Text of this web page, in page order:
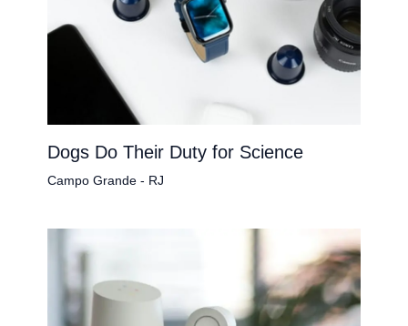
Dogs Do Their Duty for Science
Campo Grande - RJ